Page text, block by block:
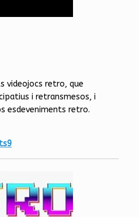
videojocs retro, que
i retransmesos, i
esdeveniments retro.